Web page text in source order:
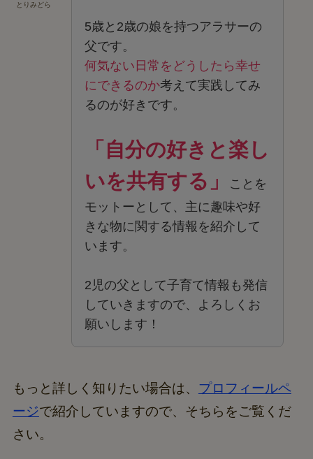
とりみどら
5歳と2歳の娘を持つアラサーの
父です。
何気ない日常をどうしたら幸せ
にできるのか考えて実践してみ
るのが好きです。
「自分の好きと楽し
いを共有する」
ことを
モットーとして、主に趣味や好
きな物に関する情報を紹介して
います。
2児の父として子育て情報も発信
していきますので、よろしくお
願いします！
もっと詳しく知りたい場合は、 プロフィールペ
ージで紹介していますので、そちらをご覧くだ
さい。